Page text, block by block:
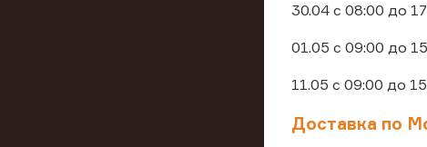
30.04 с 08:00 до
01.05 с 09:00 до
11.05 с 09:00 до
Доставка по